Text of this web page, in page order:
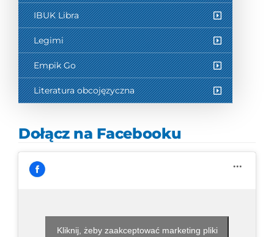
IBUK Libra
Legimi
Empik Go
Literatura obcojęzyczna
Dołącz na Facebooku
Kliknij, żeby zaakceptować marketing pliki